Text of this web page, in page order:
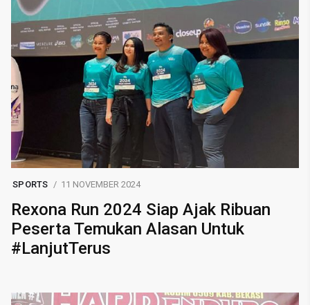
SPORTS 11 NOVEMBER 2024
Rexona Run 2024 Siap Ajak Ribuan
Peserta Temukan Alasan Untuk
#LanjutTerus